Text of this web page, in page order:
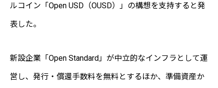
ルコイン「Open USD（OUSD）」の構想を支持すると発
表した。
新設企業「Open Standard」が中立的なインフラとして運
営し、発行・償還手数料を無料とするほか、準備資産か